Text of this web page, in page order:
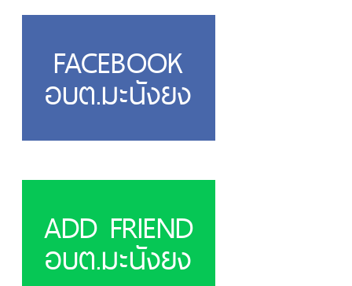
FACEBOOK
อบต.มะนังยง
ADD FRIEND
อบต.มะนังยง